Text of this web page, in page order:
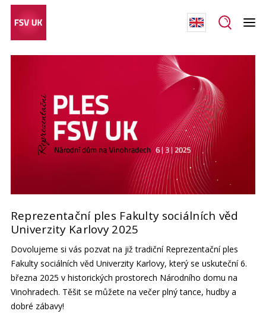
Reprezentační ples Fakulty sociálních věd
Univerzity Karlovy 2025
Dovolujeme si vás pozvat na již tradiční Reprezentační ples
Fakulty sociálních věd Univerzity Karlovy, který se uskuteční 6.
března 2025 v historických prostorech Národního domu na
Vinohradech. Těšit se můžete na večer plný tance, hudby a
dobré zábavy!